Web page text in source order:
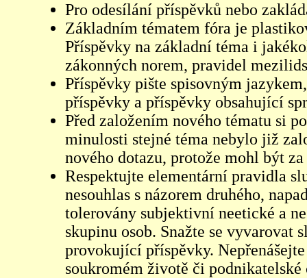
Pro odesílání příspěvků nebo
Základním tématem fóra je
Příspěvky na základní téma i
zákonných norem, pravidel
Příspěvky pište spisovným
příspěvky a příspěvky obsahující
Před založením nového tématu si
minulosti stejné téma nebylo již
nového dotazu, protože mohl být
Respektujte elementární pravidla
nesouhlas s názorem druhého,
tolerovány subjektivní neetické a
skupinu osob. Snažte se vyvarovat
provokující příspěvky.
soukromém životě či podnikatelské